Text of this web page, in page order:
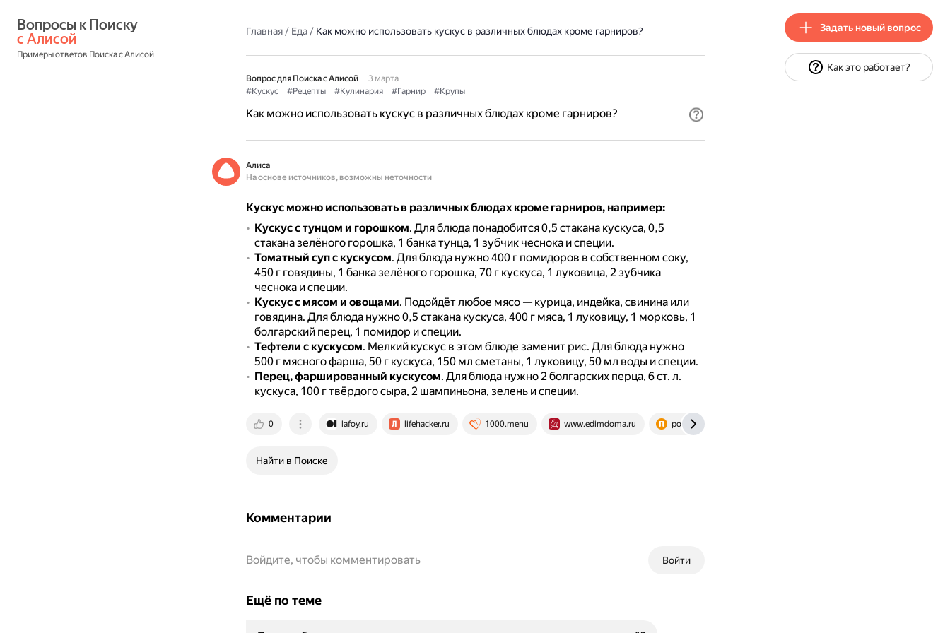
с Алисой
Примеры ответов Поиска с Алисой
Главная/ Еда/ Как можно использовать кускус в различных блюдах кроме гарниров?
Вопрос для Поиска с Алисой
3 марта
#Кускус
#Рецепты #Кулинария #Гарнир #Крупы
Как можно использовать кускус в различных блюдах кроме гарниров?
Алиса
На основе источников, возможны неточности
Кускус можно использовать в различных блюдах кроме гарниров, например:
Кускус с тунцом и горошком. Для блюда понадобится 0,5 стакана кускуса, 0,5
стакана зелёного горошка, 1 банка тунца, 1 зубчик чеснока и специи.
Томатный суп с кускусом. Для блюда нужно 400 г помидоров в собственном соку,
450 г говядины, 1 банка зелёного горошка, 70 г кускуса, 1 луковица, 2 зубчика
чеснока и специи.
Кускус с мясом и овощами. Подойдёт любое мясо — курица, индейка, свинина или
говядина. Для блюда нужно 0,5 стакана кускуса, 400 г мяса, 1 луковицу, 1 морковь, 1
болгарский перец, 1 помидор и специи.
Тефтели с кускусом. Мелкий кускус в этом блюде заменит рис. Для блюда нужно
500 г мясного фарша, 50 г кускуса, 150 мл сметаны, 1 луковицу, 50 мл воды и специи.
Перец, фаршированный кускусом. Для блюда нужно 2 болгарских перца, 6 ст. л.
кускуса, 100 г твёрдого сыра, 2 шампиньона, зелень и специи.
0 lafoy.ru lifehacker.ru 1000.menu www.edimdoma.ru povar.ru
Найти в Поиске
Комментарии
Войти
Войдите, чтобы комментировать
Ещё по теме
Задать новый вопрос
Как это работает?